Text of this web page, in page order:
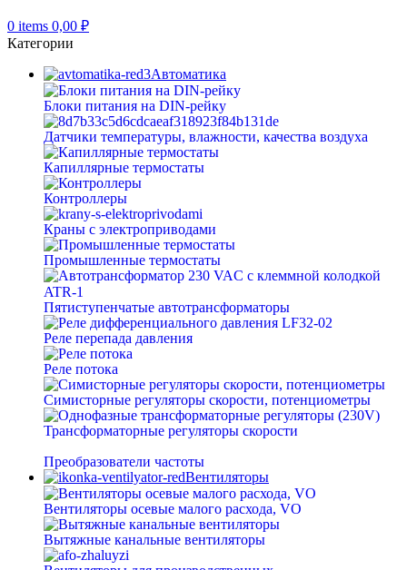
0 items 0,00 ₽
Категории
Автоматика
Блоки питания на DIN-рейку
Датчики температуры, влажности, качества воздуха
Капиллярные термостаты
Контроллеры
Краны с электроприводами
Промышленные термостаты
Пятиступенчатые автотрансформаторы
Реле перепада давления
Реле потока
Симисторные регуляторы скорости, потенциометры
Трансформаторные регуляторы скорости
Преобразователи частоты
Вентиляторы
Вентиляторы осевые малого расхода, VO
Вытяжные канальные вентиляторы